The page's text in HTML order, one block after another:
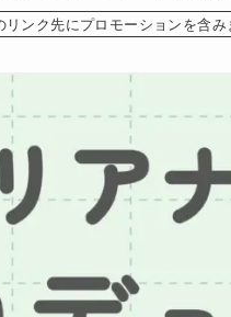
ンク先にプロモーションを含み